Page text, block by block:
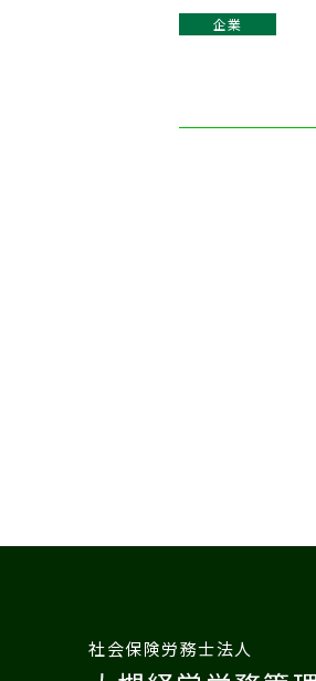
企業
社会保険労務士法人